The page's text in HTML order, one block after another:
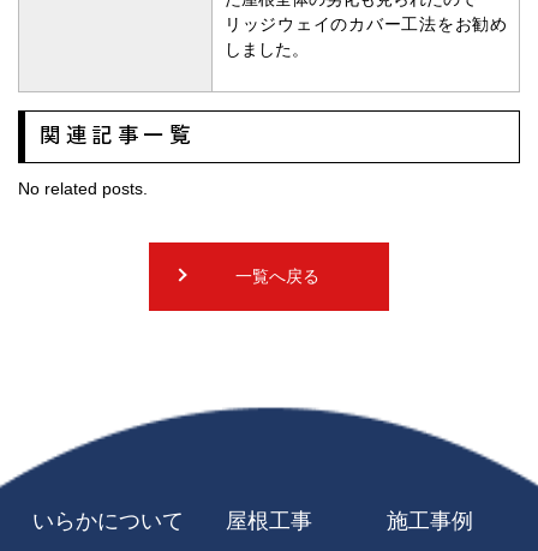
リッジウェイのカバー工法をお勧め
しました。
関連記事一覧
No related posts.
一覧へ戻る
いらかについて 屋根工事 施工事例